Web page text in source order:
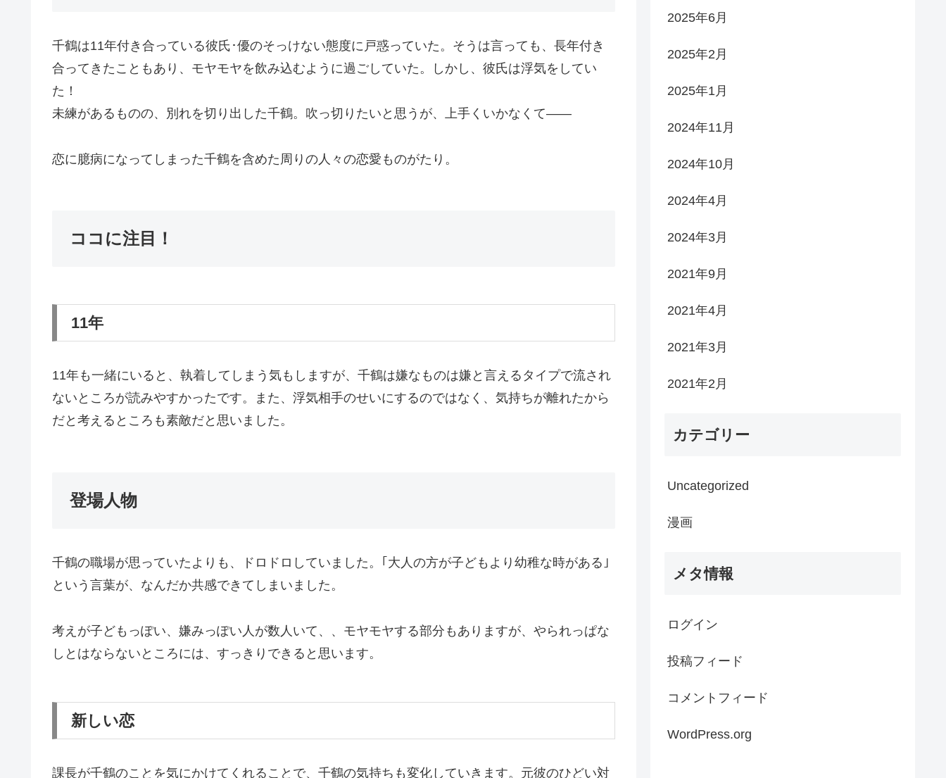
千鶴は11年付き合っている彼氏･優のそっけない態度に戸惑っていた。そうは言っても、長年付き
合ってきたこともあり、モヤモヤを飲み込むように過ごしていた。しかし、彼氏は浮気をしてい
た！
未練があるものの、別れを切り出した千鶴。吹っ切りたいと思うが、上手くいかなくて――
恋に臆病になってしまった千鶴を含めた周りの人々の恋愛ものがたり。
ココに注目！
11年
11年も一緒にいると、執着してしまう気もしますが、千鶴は嫌なものは嫌と言えるタイプで流され
ないところが読みやすかったです。また、浮気相手のせいにするのではなく、気持ちが離れたから
だと考えるところも素敵だと思いました。
登場人物
千鶴の職場が思っていたよりも、ドロドロしていました。｢大人の方が子どもより幼稚な時がある｣
という言葉が、なんだか共感できてしまいました。
考えが子どもっぽい、嫌みっぽい人が数人いて、、モヤモヤする部分もありますが、やられっぱな
しとはならないところには、すっきりできると思います。
新しい恋
課長が千鶴のことを気にかけてくれることで、千鶴の気持ちも変化していきます。元彼のひどい対
2025年6月
2025年2月
2025年1月
2024年11月
2024年10月
2024年4月
2024年3月
2021年9月
2021年4月
2021年3月
2021年2月
カテゴリー
Uncategorized
漫画
メタ情報
ログイン
投稿フィード
コメントフィード
WordPress.org